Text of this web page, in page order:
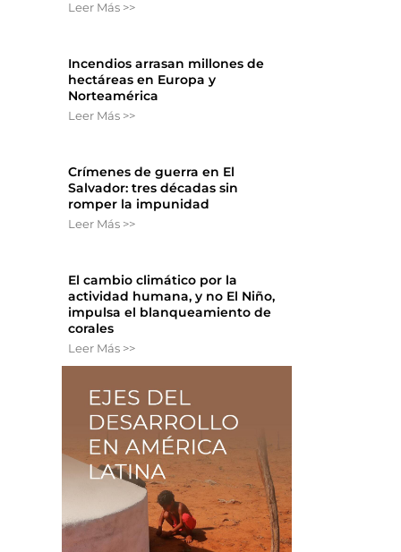
Leer Más >>
Incendios arrasan millones de
hectáreas en Europa y
Norteamérica
Leer Más >>
Crímenes de guerra en El
Salvador: tres décadas sin
romper la impunidad
Leer Más >>
El cambio climático por la
actividad humana, y no El Niño,
impulsa el blanqueamiento de
corales
Leer Más >>